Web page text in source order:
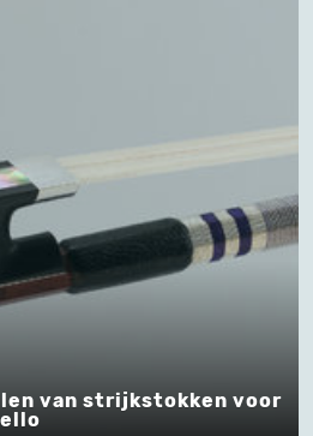
van strijkstokken voor